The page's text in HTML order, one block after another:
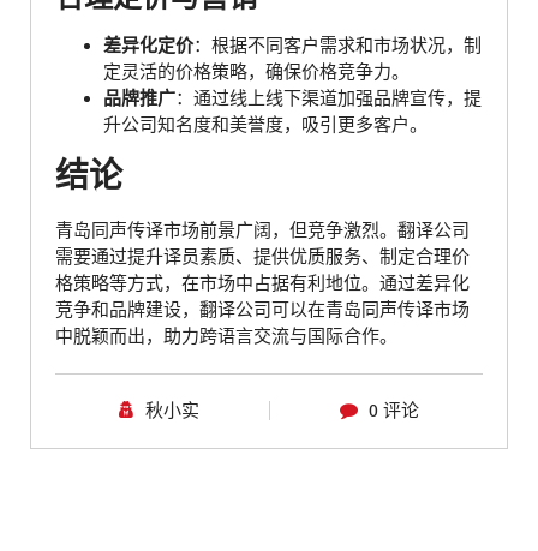
差异化定价：根据不同客户需求和市场状况，制
定灵活的价格策略，确保价格竞争力。
品牌推广：通过线上线下渠道加强品牌宣传，提
升公司知名度和美誉度，吸引更多客户。
结论
青岛同声传译市场前景广阔，但竞争激烈。翻译公司
需要通过提升译员素质、提供优质服务、制定合理价
格策略等方式，在市场中占据有利地位。通过差异化
竞争和品牌建设，翻译公司可以在青岛同声传译市场
中脱颖而出，助力跨语言交流与国际合作。
秋小实 0 评论